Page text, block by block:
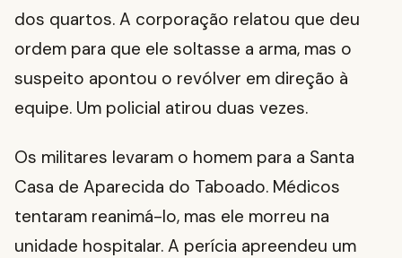
dos quartos. A corporação relatou que deu
ordem para que ele soltasse a arma, mas o
suspeito apontou o revólver em direção à
equipe. Um policial atirou duas vezes.
Os militares levaram o homem para a Santa
Casa de Aparecida do Taboado. Médicos
tentaram reanimá-lo, mas ele morreu na
unidade hospitalar. A perícia apreendeu um